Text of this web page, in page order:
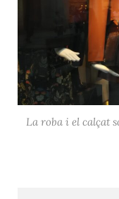
La roba i el calçat